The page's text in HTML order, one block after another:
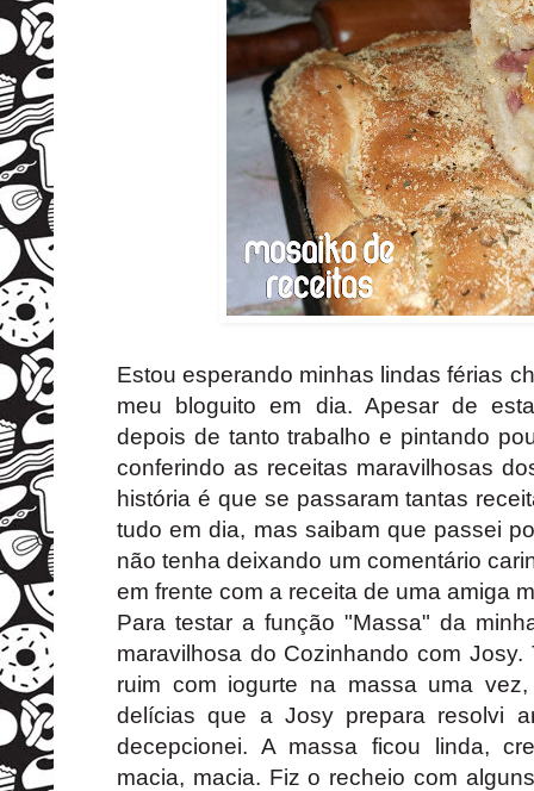
Estou esperando minhas lindas férias
meu bloguito em dia. Apesar de
depois de tanto trabalho e pintando
conferindo as receitas maravilhosas
história é que se passaram tantas
tudo em dia, mas saibam que passei
não tenha deixando um comentário
em frente com a receita de uma amiga
Para testar a função "Massa" da
maravilhosa do Cozinhando com
ruim com iogurte na massa uma
delícias que a Josy prepara resolvi
decepcionei. A massa ficou linda,
macia, macia. Fiz o recheio com